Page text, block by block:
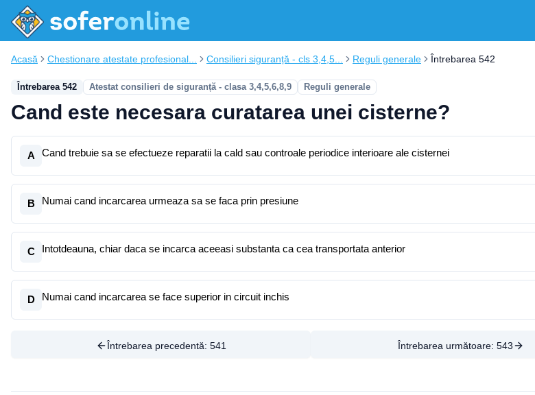
Acasă Chestionare atestate profesional... Consilieri siguranță - cls 3,4,5... Reguli generale Întrebarea 542
Întrebarea 542 Atestat consilieri de siguranță - clasa 3,4,5,6,8,9 Reguli generale
Cand este necesara curatarea unei cisterne?
A Cand trebuie sa se efectueze reparatii la cald sau controale periodice interioare ale cisternei
B Numai cand incarcarea urmeaza sa se faca prin presiune
C Intotdeauna, chiar daca se incarca aceeasi substanta ca cea transportata anterior
D Numai cand incarcarea se face superior in circuit inchis
Întrebarea precedentă: 541 Întrebarea următoare: 543